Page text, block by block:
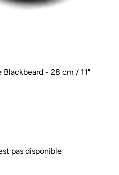
Blackbeard - 28 cm / 11"
pas disponible